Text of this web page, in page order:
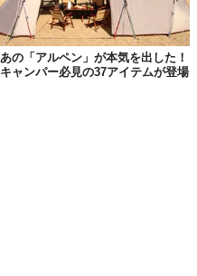
あの「アルペン」が本気を出した！
キャンパー必見の37アイテムが登場